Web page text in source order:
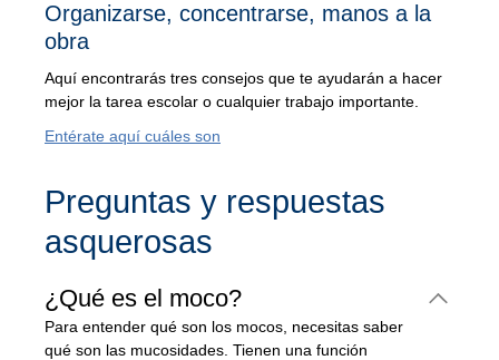
Organizarse, concentrarse, manos a la
obra
Aquí encontrarás tres consejos que te ayudarán a hacer
mejor la tarea escolar o cualquier trabajo importante.
Entérate aquí cuáles son
Preguntas y respuestas
asquerosas
¿Qué es el moco?
Para entender qué son los mocos, necesitas saber
qué son las mucosidades. Tienen una función